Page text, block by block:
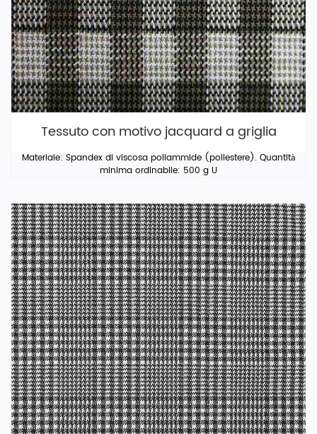
Tessuto con motivo jacquard a griglia
Materiale: Spandex di viscosa poliammide (poliestere). Quantità
minima ordinabile: 500 g U